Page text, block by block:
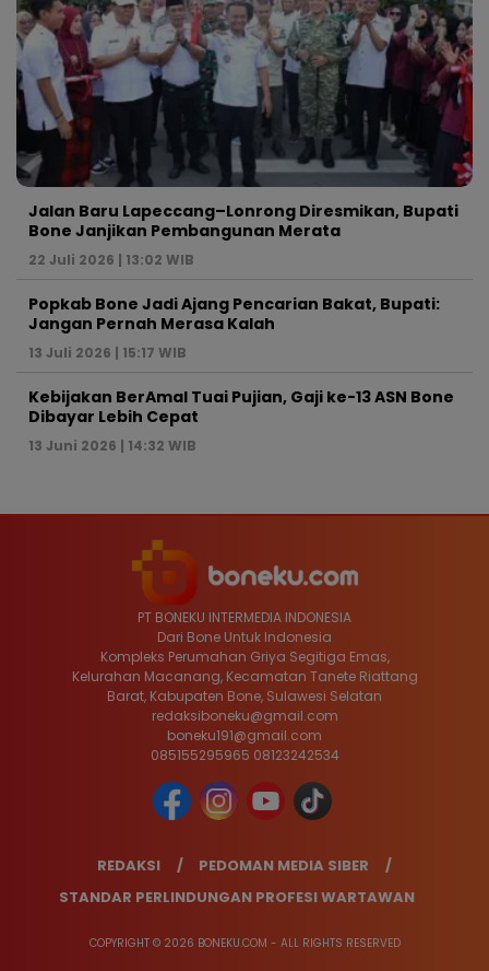
Jalan Baru Lapeccang–Lonrong Diresmikan, Bupati
Bone Janjikan Pembangunan Merata
22 Juli 2026 | 13:02 WIB
Popkab Bone Jadi Ajang Pencarian Bakat, Bupati:
Jangan Pernah Merasa Kalah
13 Juli 2026 | 15:17 WIB
Kebijakan BerAmal Tuai Pujian, Gaji ke-13 ASN Bone
Dibayar Lebih Cepat
13 Juni 2026 | 14:32 WIB
PT BONEKU INTERMEDIA INDONESIA
Dari Bone Untuk Indonesia
Kompleks Perumahan Griya Segitiga Emas,
Kelurahan Macanang, Kecamatan Tanete Riattang
Barat, Kabupaten Bone, Sulawesi Selatan
redaksiboneku@gmail.com
boneku191@gmail.com
085155295965 08123242534
REDAKSI
PEDOMAN MEDIA SIBER
STANDAR PERLINDUNGAN PROFESI WARTAWAN
COPYRIGHT © 2026 BONEKU.COM - ALL RIGHTS RESERVED